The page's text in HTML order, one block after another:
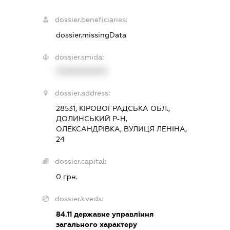
dossier.beneficiaries:
dossier.missingData
dossier.smida:
dossier.address:
28531, КІРОВОГРАДСЬКА ОБЛ.,
ДОЛИНСЬКИЙ Р-Н,
ОЛЕКСАНДРІВКА, ВУЛИЦЯ ЛЕНІНА,
24
dossier.capital:
0 грн.
dossier.kveds:
84.11 державне управління
загального характеру